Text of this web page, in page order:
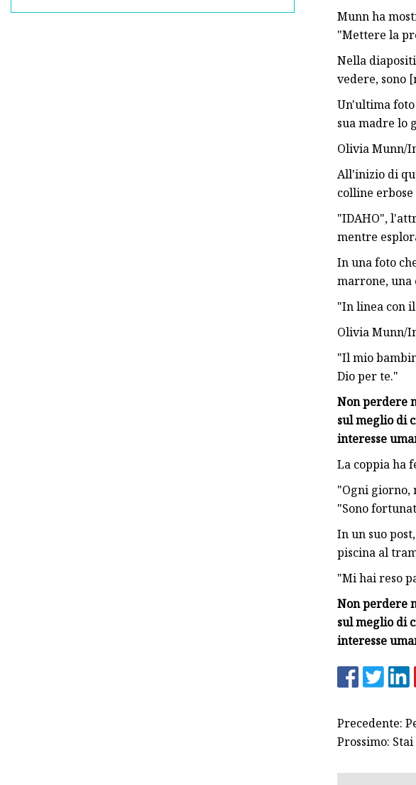
Munn ha
"Mettere la
Nella
vedere, sono
Un'ultima foto
sua madre lo
Olivia Munn/
All'inizio di
colline
"IDAHO",
mentre
In una foto
marrone, una
"In linea con
Olivia Munn/
"Il mio
Dio per te."
Non perdere
sul meglio di
interesse
La coppia ha
"Ogni giorno,
"Sono
In un suo
piscina al
"Mi hai reso
Non perdere
sul meglio di
interesse
Precedente:
Prossimo: